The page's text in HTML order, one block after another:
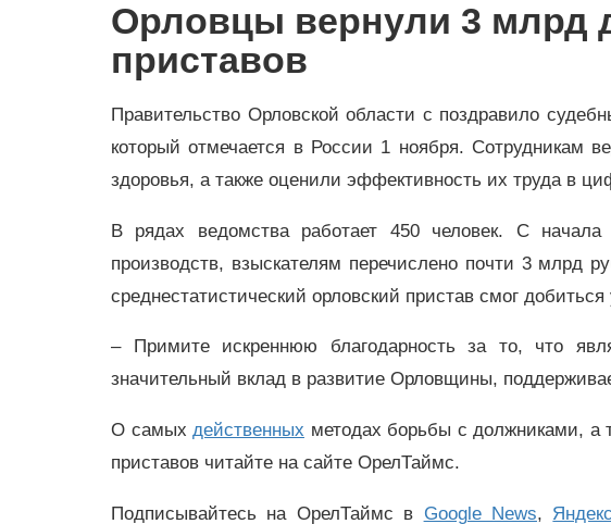
Орловцы вернули 3 млрд
приставов
Правительство Орловской области с поздравило
который отмечается в России 1 ноября. Сотрудникам
здоровья, а также оценили эффективность их труда в
В рядах ведомства работает 450 человек. С
производств, взыскателям перечислено почти 3 млрд
среднестатистический орловский пристав смог
– Примите искреннюю благодарность за то, что
значительный вклад в развитие Орловщины,
О самых действенных методах борьбы с должниками, а
приставов читайте на сайте ОрелТаймс.
Подписывайтесь на ОрелТаймс в Google News,